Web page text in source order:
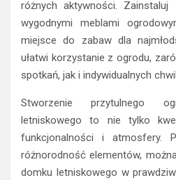
różnych aktywności.
wygodnymi meblami
miejsce do zabaw dla
ułatwi korzystanie z ogrodu,
spotkań, jak i indywidualnych
Stworzenie przytulnego
letniskowego to nie tylko
funkcjonalności i atmosfery.
różnorodność elementów,
domku letniskowego w